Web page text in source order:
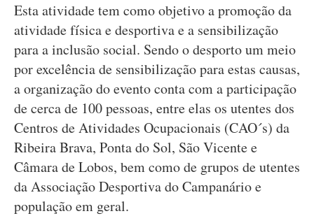
Esta atividade tem como objetivo a promoção da
atividade física e desportiva e a sensibilização
para a inclusão social. Sendo o desporto um meio
por excelência de sensibilização para estas causas,
a organização do evento conta com a participação
de cerca de 100 pessoas, entre elas os utentes dos
Centros de Atividades Ocupacionais (CAO´s) da
Ribeira Brava, Ponta do Sol, São Vicente e
Câmara de Lobos, bem como de grupos de utentes
da Associação Desportiva do Campanário e
população em geral.